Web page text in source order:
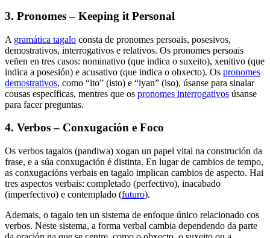
3. Pronomes – Keeping it Personal
A gramática tagalo consta de pronomes persoais, posesivos,
demostrativos, interrogativos e relativos. Os pronomes persoais
veñen en tres casos: nominativo (que indica o suxeito), xenitivo (que
indica a posesión) e acusativo (que indica o obxecto). Os pronomes
demostrativos, como “ito” (isto) e “iyan” (iso), úsanse para sinalar
cousas específicas, mentres que os pronomes interrogativos úsanse
para facer preguntas.
4. Verbos – Conxugación e Foco
Os verbos tagalos (pandiwa) xogan un papel vital na construción da
frase, e a súa conxugación é distinta. En lugar de cambios de tempo,
as conxugacións verbais en tagalo implican cambios de aspecto. Hai
tres aspectos verbais: completado (perfectivo), inacabado
(imperfectivo) e contemplado (futuro).
Ademais, o tagalo ten un sistema de enfoque único relacionado cos
verbos. Neste sistema, a forma verbal cambia dependendo da parte